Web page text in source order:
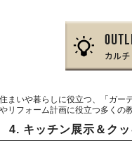
まいや暮らしに役立つ、「ガー
リフォーム計画に役立つ多くの
4. キッチン展示＆ク